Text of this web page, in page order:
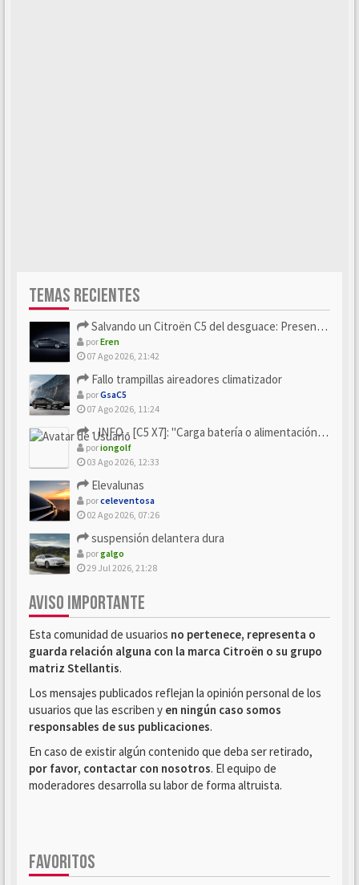
TEMAS RECIENTES
Salvando un Citroën C5 del desguace: Presentación y seguimiento
porEren
07 Ago 2026, 21:42
Fallo trampillas aireadores climatizador
porGsaC5
07 Ago 2026, 11:24
- INFO - [C5 X7]: "Carga batería o alimentación eléctri...
poriongolf
03 Ago 2026, 12:33
Elevalunas
porceleventosa
02 Ago 2026, 07:26
suspensión delantera dura
porgalgo
29 Jul 2026, 21:28
AVISO IMPORTANTE
Esta comunidad de usuarios no pertenece, representa o
guarda relación alguna con la marca Citroën o su grupo
matriz Stellantis.
Los mensajes publicados reflejan la opinión personal de los
usuarios que las escriben y en ningún caso somos
responsables de sus publicaciones.
En caso de existir algún contenido que deba ser retirado,
por favor, contactar con nosotros. El equipo de
moderadores desarrolla su labor de forma altruista.
FAVORITOS